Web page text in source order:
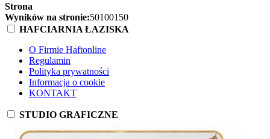
Strona
Wyników na stronie:50100150
HAFCIARNIA ŁAZISKA
O Firmie Haftonline
Regulamin
Polityka prywatności
Informacja o cookie
KONTAKT
STUDIO GRAFICZNE